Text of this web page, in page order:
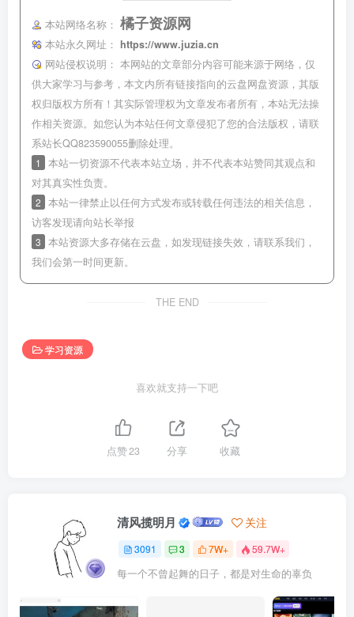
本站网络名称： 橘子资源网
本站永久网址：
https://www.juzia.cn
网站侵权说明： 本网站的文章部分内容可能来源于网络，仅
供大家学习与参考，本文内所有链接指向的云盘网盘资源，其版
权归版权方所有！其实际管理权为文章发布者所有，本站无法操
作相关资源。如您认为本站任何文章侵犯了您的合法版权，请联
系站长QQ823590055删除处理。
1
本站一切资源不代表本站立场，并不代表本站赞同其观点和
对其真实性负责。
2 本站一律禁止以任何方式发布或转载任何违法的相关信息，
访客发现请向站长举报
3 本站资源大多存储在云盘，如发现链接失效，请联系我们，
我们会第一时间更新。
THE END
学习资源
喜欢就支持一下吧
点赞23 分享 收藏
清风揽明月 关注
3091 3 7W+ 59.7W+
每一个不曾起舞的日子，都是对生命的辜负